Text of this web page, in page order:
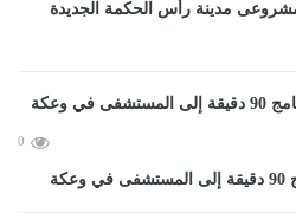
مدينة رأس الحكمة الجديدة
0